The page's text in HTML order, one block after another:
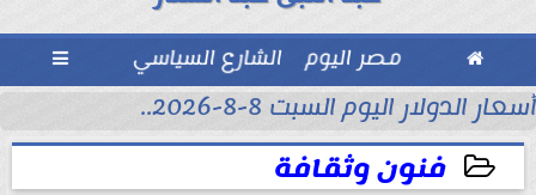
 مصر اليوم الشارع السياسي 
أسعار الدولار اليوم السبت 8-8-2026..
فنون وثقافة